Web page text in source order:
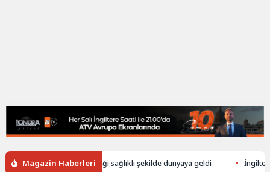
Magazin Haberleri
ölen annenin bebeği sağlıklı şekilde dünyaya geldi